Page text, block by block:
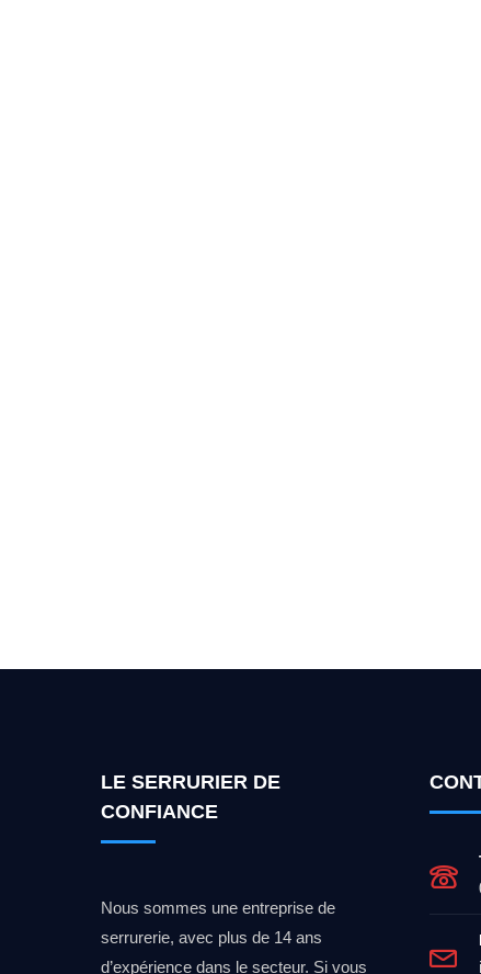
LE SERRURIER DE
CONFIANCE
Nous sommes une entreprise de
serrurerie, avec plus de 14 ans
d’expérience dans le secteur. Si vous